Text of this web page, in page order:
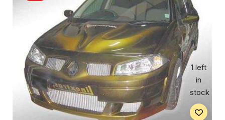
1 left
in
stock